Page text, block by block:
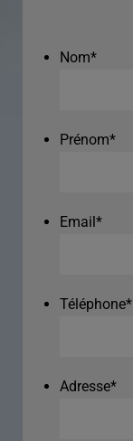
Nom*
Prénom*
Email*
Téléphone*
Adresse*